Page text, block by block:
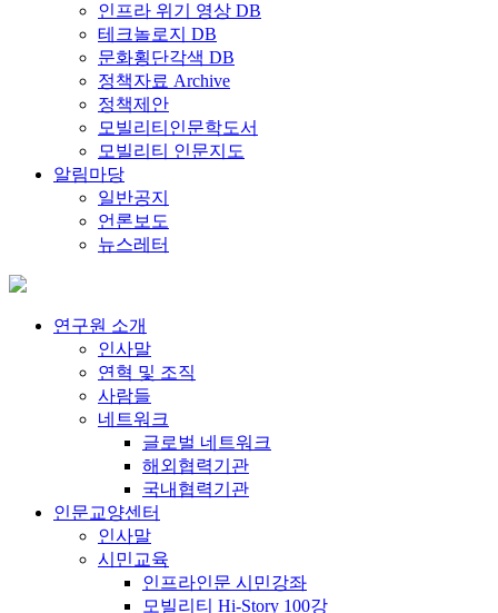
인프라 위기 영상 DB
테크놀로지 DB
문화횡단각색 DB
정책자료 Archive
정책제안
모빌리티인문학도서
모빌리티 인문지도
알림마당
일반공지
언론보도
뉴스레터
연구원 소개
인사말
연혁 및 조직
사람들
네트워크
글로벌 네트워크
해외협력기관
국내협력기관
인문교양센터
인사말
시민교육
인프라인문 시민강좌
모빌리티 Hi-Story 100강